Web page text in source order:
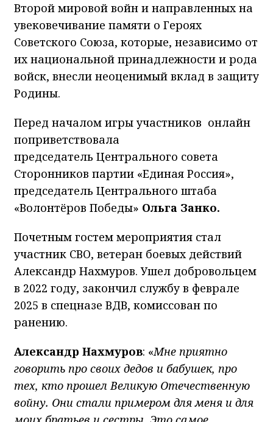
Второй мировой войн и направленных на
увековечивание памяти о Героях
Советского Союза, которые, независимо от
их национальной принадлежности и рода
войск, внесли неоценимый вклад в защиту
Родины.
Перед началом игры участников онлайн
поприветствовала
председатель Центрального совета
Сторонников партии «Единая Россия»,
председатель Центрального штаба
«Волонтёров Победы» Ольга Занко.
Почетным гостем мероприятия стал
участник СВО, ветеран боевых действий
Александр Нахмуров. Ушел добровольцем
в 2022 году, закончил службу в феврале
2025 в спецназе ВДВ, комиссован по
ранению.
Александр Нахмуров: «Мне приятно
говорить про своих дедов и бабушек, про
тех, кто прошел Великую Отечественную
войну. Они стали примером для меня и для